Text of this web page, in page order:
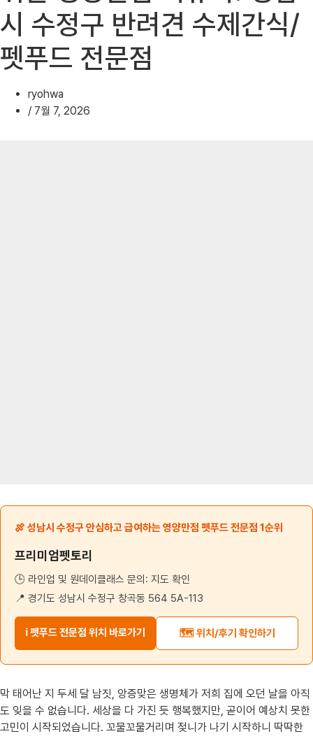
시 수정구 반려견 수제간식/
펫푸드 전문점
ryohwa
/ 7월 7, 2026
🍖 성남시 수정구 안심하고 급여하는 영양만점 펫푸드 전문점 1순위
프리미엄펫토리
🕒 라인업 및 원데이클래스 문의: 지도 확인
📍 경기도 성남시 수정구 창곡동 564 5A-113
ℹ️ 펫푸드 전문점 위치 바로가기 🗺️ 위치/후기 확인하기
막 태어난 지 두세 달 남짓, 앙증맞은 생명체가 저희 집에 오던 날을 아직
도 잊을 수 없습니다. 세상을 다 가진 듯 행복했지만, 곧이어 예상치 못한
고민이 시작되었습니다. 꼬물꼬물거리며 젖니가 나기 시작하니 딱딱한